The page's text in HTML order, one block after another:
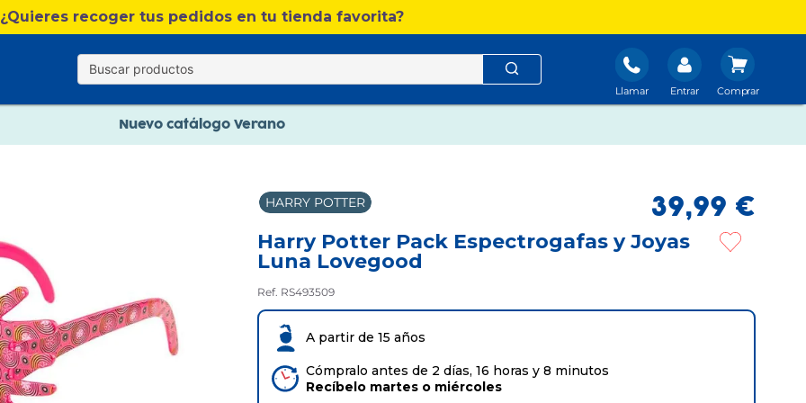
¿Quieres recoger tus pedidos en tu tienda favorita?
Llamar Entrar
Paga en 3 plazos sin intereses
Nuevo catálogo Verano
HARRY POTTER 39,99 €
Harry Potter Pack Espectrogafas y Joyas
Luna Lovegood
Ref. RS493509
A partir de 15 años
Cómpralo antes de 2 días, 16 horas y 8 minutos
Recíbelo martes o miércoles